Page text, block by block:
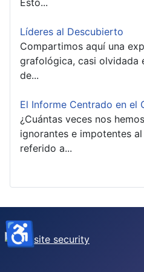
Líderes al Descubierto
Compartimos aquí una
grafológica, casi olvidada
de...
El Informe Centrado en el
¿Cuántas veces nos
ignorantes e impotentes
referido a...